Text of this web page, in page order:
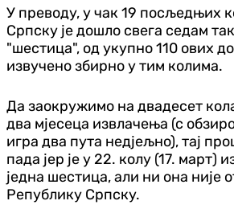
У преводу, у чак 19 посљедњих
Српску је дошло свега седам
"шестица", од укупно 110 ових
извучено збирно у тим колима.
Да заокружимо на двадесет
два мјесеца извлачења (с
игра два пута недјељно), тај
пада јер је у 22. колу (17. март)
једна шестица, али ни она није
Републику Српску.